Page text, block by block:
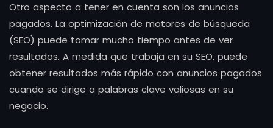
Otro aspecto a tener en cuenta son los anuncios
pagados. La optimización de motores de búsqueda
(SEO) puede tomar mucho tiempo antes de ver
resultados. A medida que trabaja en su SEO, puede
obtener resultados más rápido con anuncios pagados
cuando se dirige a palabras clave valiosas en su
negocio.